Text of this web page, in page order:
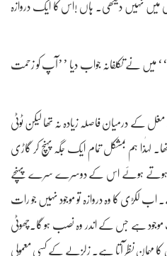
میں نہیں دیکھی۔ ہاں !اس کا ایک دروازہ
‘‘ میں نے تکلفانہ جواب دیا ’’آپ کو زحمت
مغل کے درمیان فاصلہ زیادہ نہ تھا لیکن ٹوٹی
لہٰذا ہم بمشکل تمام ایک جگہ پہنچ کر گاڑی
ہوتے ہوئے اس کے دوسرے سرے پہنچے
اب لکڑی کا وہ دروازہ تو موجود نہیں جو رات
موجود ہے جس کے اندر وہ نصب ہو گا۔چھوٹی
کا مہمان نظر آتا ہے۔ زلزلے کے کسی معمولی